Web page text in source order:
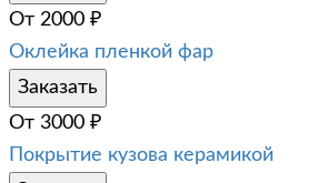
От 2000 ₽
Оклейка пленкой фар
Заказать
От 3000 ₽
Покрытие кузова керамикой